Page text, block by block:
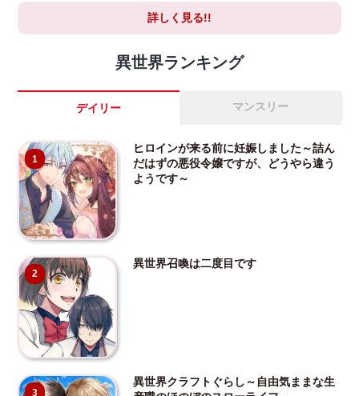
詳しく見る!!
異世界ランキング
デイリー マンスリー
1
ヒロインが来る前に妊娠しました～詰ん
だはずの悪役令嬢ですが、どうやら違う
ようです～
2
異世界召喚は二度目です
3
異世界クラフトぐらし～自由気ままな生